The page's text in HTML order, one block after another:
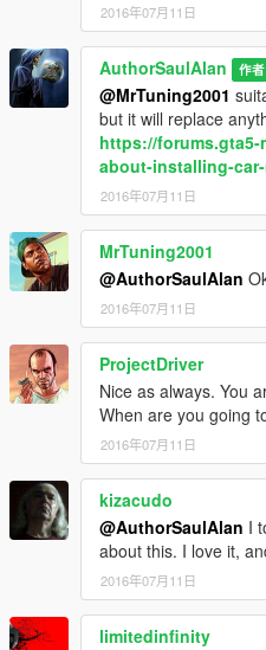
2016年07月11日
AuthorSaulAlan 作者
@MrTuning2001
but it will replace
https://
about-installing-
2016年07月11日
MrTuning2001
@AuthorSaulAlan
2016年07月11日
ProjectDriver
Nice as always. You
When are you going
2016年07月11日
kizacudo
@AuthorSaulAlan I
about this. I love it,
2016年07月11日
limitedinfinity